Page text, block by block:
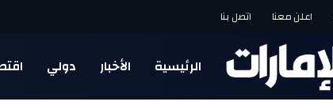
اعلن معنا اتصل بنا
الرئيسية الأخبار دولي